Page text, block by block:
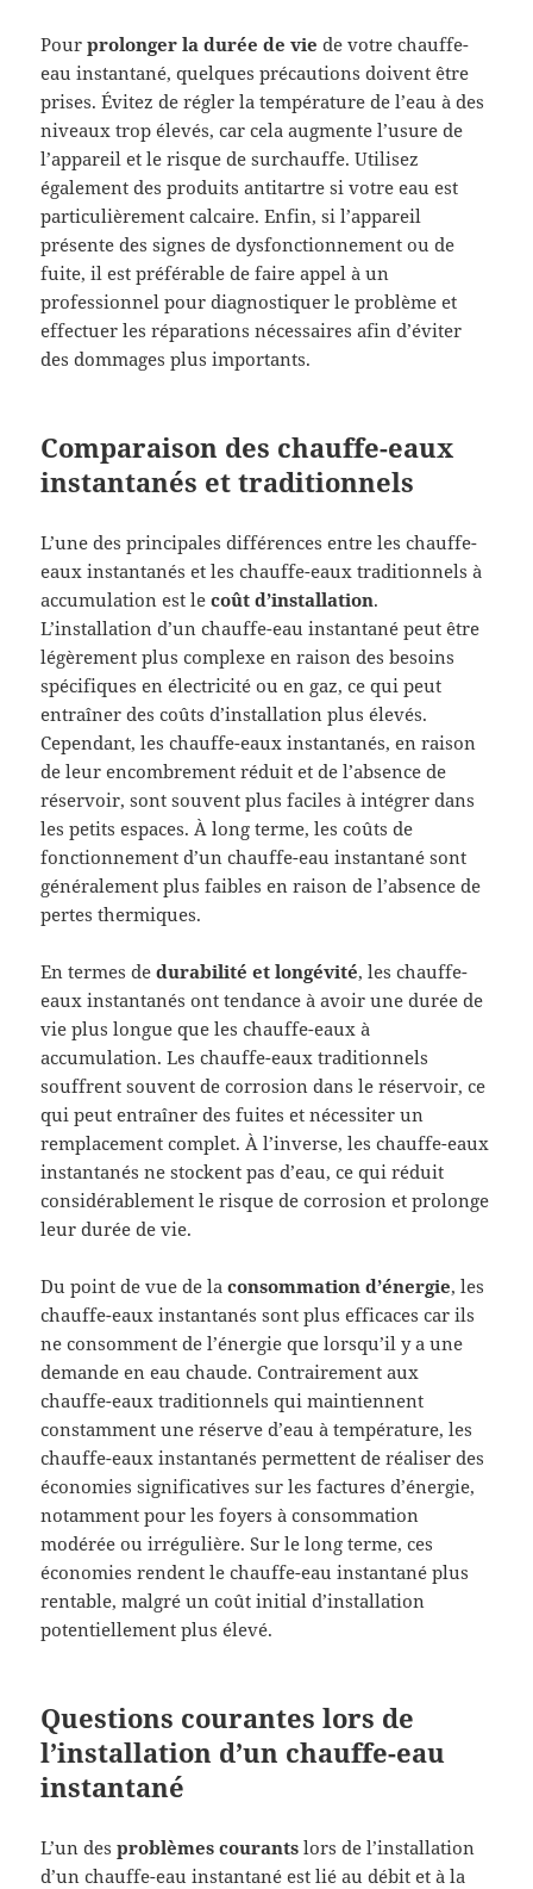
Pourprolonger la durée de vie de votre chauffe-
eau instantané, quelques précautions doivent être
prises. Évitez de régler la température de l’eau à des
niveaux trop élevés, car cela augmente l’usure de
l’appareil et le risque de surchauffe. Utilisez
également des produits antitartre si votre eau est
particulièrement calcaire. Enfin, si l’appareil
présente des signes de dysfonctionnement ou de
fuite, il est préférable de faire appel à un
professionnel pour diagnostiquer le problème et
effectuer les réparations nécessaires afin d’éviter
des dommages plus importants.
Comparaison des chauffe-eaux
instantanés et traditionnels
L’une des principales différences entre les chauffe-
eaux instantanés et les chauffe-eaux traditionnels à
accumulation est lecoût d’installation.
L’installation d’un chauffe-eau instantané peut être
légèrement plus complexe en raison des besoins
spécifiques en électricité ou en gaz, ce qui peut
entraîner des coûts d’installation plus élevés.
Cependant, les chauffe-eaux instantanés, en raison
de leur encombrement réduit et de l’absence de
réservoir, sont souvent plus faciles à intégrer dans
les petits espaces. À long terme, les coûts de
fonctionnement d’un chauffe-eau instantané sont
généralement plus faibles en raison de l’absence de
pertes thermiques.
En termes dedurabilité et longévité, les chauffe-
eaux instantanés ont tendance à avoir une durée de
vie plus longue que les chauffe-eaux à
accumulation. Les chauffe-eaux traditionnels
souffrent souvent de corrosion dans le réservoir, ce
qui peut entraîner des fuites et nécessiter un
remplacement complet. À l’inverse, les chauffe-eaux
instantanés ne stockent pas d’eau, ce qui réduit
considérablement le risque de corrosion et prolonge
leur durée de vie.
Du point de vue de laconsommation d’énergie, les
chauffe-eaux instantanés sont plus efficaces car ils
ne consomment de l’énergie que lorsqu’il y a une
demande en eau chaude. Contrairement aux
chauffe-eaux traditionnels qui maintiennent
constamment une réserve d’eau à température, les
chauffe-eaux instantanés permettent de réaliser des
économies significatives sur les factures d’énergie,
notamment pour les foyers à consommation
modérée ou irrégulière. Sur le long terme, ces
économies rendent le chauffe-eau instantané plus
rentable, malgré un coût initial d’installation
potentiellement plus élevé.
Questions courantes lors de
l’installation d’un chauffe-eau
instantané
L’un desproblèmes courants lors de l’installation
d’un chauffe-eau instantané est lié au débit et à la